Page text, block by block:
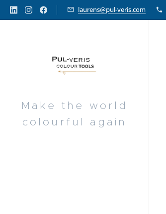
laurens@pul-veris.com
Make the world
colourful again